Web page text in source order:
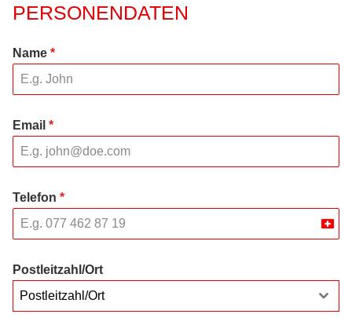
PERSONENDATEN
Name *
Email *
Telefon *
Postleitzahl/Ort
Postleitzahl/Ort